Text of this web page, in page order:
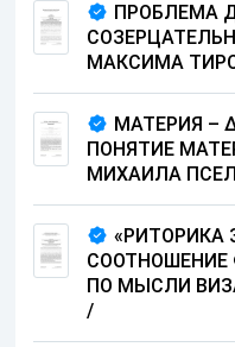
ПРОБЛЕМА
МАКСИМА
МАТЕРИЯ –
ПОНЯТИЕ
МИХАИЛА
«РИТОРИКА
СООТНОШЕНИЕ
ПО МЫСЛИ
/